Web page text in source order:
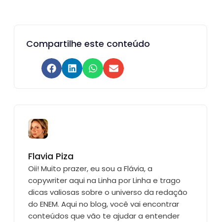
Compartilhe este conteúdo
Flavia Piza
Oii! Muito prazer, eu sou a Flávia, a
copywriter aqui na Linha por Linha e trago
dicas valiosas sobre o universo da redação
do ENEM. Aqui no blog, você vai encontrar
conteúdos que vão te ajudar a entender